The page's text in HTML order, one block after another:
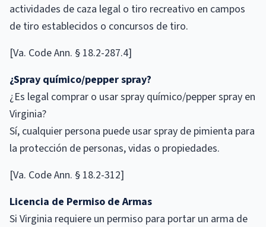
actividades de caza legal o tiro recreativo en campos
de tiro establecidos o concursos de tiro.
[Va. Code Ann. § 18.2-287.4]
¿Spray químico/pepper spray?
¿Es legal comprar o usar spray químico/pepper spray en
Virginia?
Sí, cualquier persona puede usar spray de pimienta para
la protección de personas, vidas o propiedades.
[Va. Code Ann. § 18.2-312]
Licencia de Permiso de Armas
Si Virginia requiere un permiso para portar un arma de